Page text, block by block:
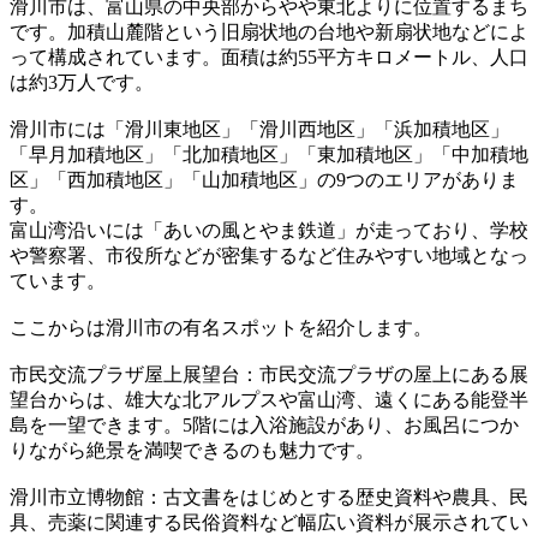
滑川市は、富山県の中央部からやや東北よりに位置するまち
です。加積山麓階という旧扇状地の台地や新扇状地などによ
って構成されています。面積は約55平方キロメートル、人口
は約3万人です。
滑川市には「滑川東地区」「滑川西地区」「浜加積地区」
「早月加積地区」「北加積地区」「東加積地区」「中加積地
区」「西加積地区」「山加積地区」の9つのエリアがありま
す。
富山湾沿いには「あいの風とやま鉄道」が走っており、学校
や警察署、市役所などが密集するなど住みやすい地域となっ
ています。
ここからは滑川市の有名スポットを紹介します。
市民交流プラザ屋上展望台：市民交流プラザの屋上にある展
望台からは、雄大な北アルプスや富山湾、遠くにある能登半
島を一望できます。5階には入浴施設があり、お風呂につか
りながら絶景を満喫できるのも魅力です。
滑川市立博物館：古文書をはじめとする歴史資料や農具、民
具、売薬に関連する民俗資料など幅広い資料が展示されてい